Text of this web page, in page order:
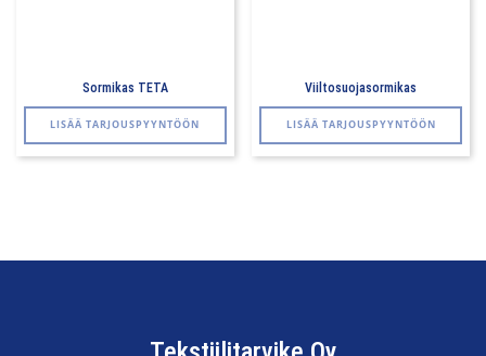
Sormikas TETA
LISÄÄ TARJOUSPYYNTÖÖN
Tällä
tuotteella
on
Viiltosuojasormikas
LISÄÄ TARJOUSPYYNTÖÖN